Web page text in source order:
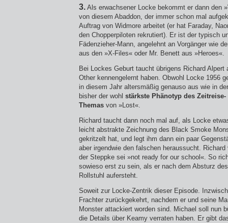
3. Als erwachsener Locke bekommt er dann den
von diesem Abaddon, der immer schon mal
Auftrag von Widmore arbeitet (er hat Faraday,
den Chopperpiloten rekrutiert). Er ist der typisch
Fädenzieher-Mann, angelehnt an Vorgänger wie
aus den »X-Files« oder Mr. Benett aus »Heroes«.
Bei Lockes Geburt taucht übrigens Richard Alpert
Other kennengelernt haben. Obwohl Locke 1956
in diesem Jahr altersmäßig genauso aus wie in
bisher der wohl stärkste Phänotyp des
Themas von »Lost«.
Richard taucht dann noch mal auf, als Locke
leicht abstrakte Zeichnung des Black Smoke
gekritzelt hat, und legt ihm dann ein paar
aber irgendwie den falschen heraussucht.
der Steppke sei »not ready for our school«. So
sowieso erst zu sein, als er nach dem Absturz
Rollstuhl aufersteht.
Soweit zur Locke-Zentrik dieser Episode.
Frachter zurückgekehrt, nachdem er und seine
Monster attackiert worden sind. Michael soll nun
die Details über Keamy verraten haben. Er gibt